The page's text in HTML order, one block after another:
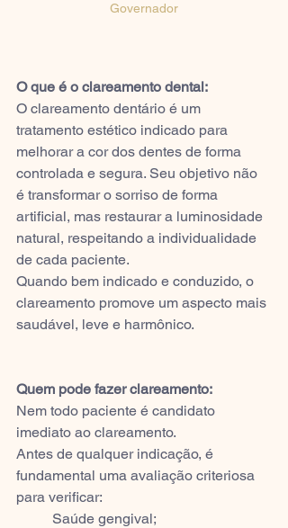
Governador
O que é o clareamento dental:
O clareamento dentário é um
tratamento estético indicado para
melhorar a cor dos dentes de forma
controlada e segura. Seu objetivo não
é transformar o sorriso de forma
artificial, mas restaurar a luminosidade
natural, respeitando a individualidade
de cada paciente.
Quando bem indicado e conduzido, o
clareamento promove um aspecto mais
saudável, leve e harmônico.
Quem pode fazer clareamento:
Nem todo paciente é candidato
imediato ao clareamento.
Antes de qualquer indicação, é
fundamental uma avaliação criteriosa
para verificar:
	Saúde gengival;